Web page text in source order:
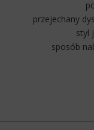
przejechany
styl
sposób